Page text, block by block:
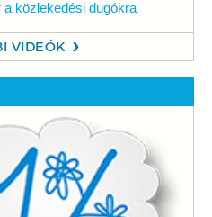
közlekedési dugókra
VIDEÓK